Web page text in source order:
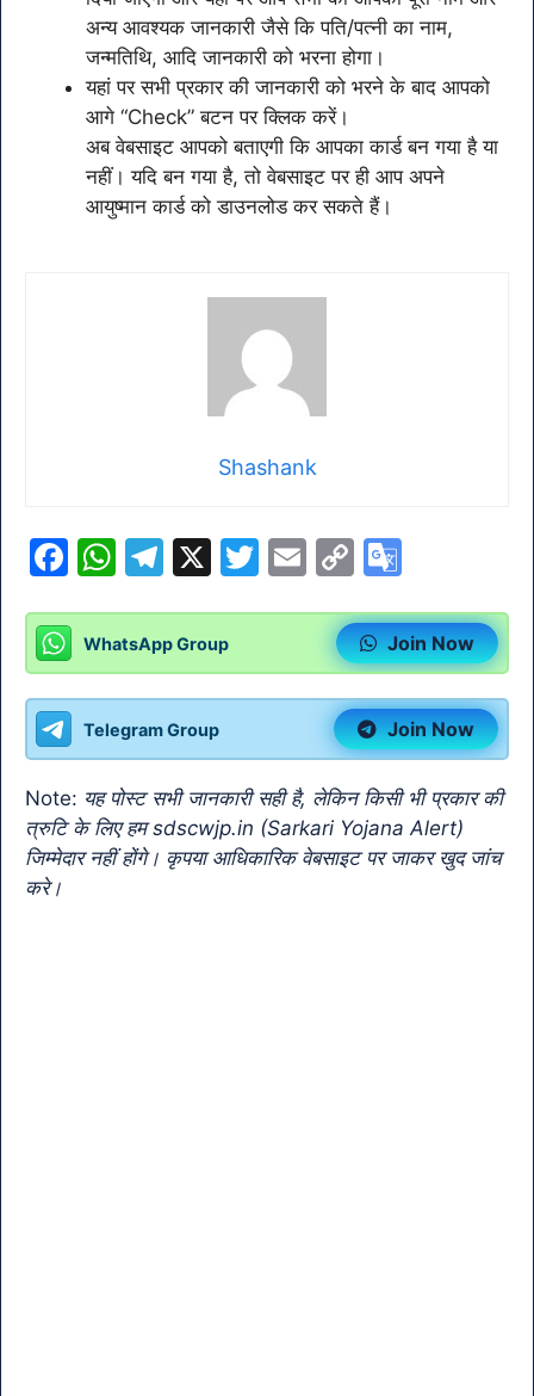
अन्य आवश्यक जानकारी जैसे कि पति/पत्नी का नाम,
जन्मतिथि, आदि जानकारी को भरना होगा।
यहां पर सभी प्रकार की जानकारी को भरने के बाद आपको
आगे “Check” बटन पर क्लिक करें।
अब वेबसाइट आपको बताएगी कि आपका कार्ड बन गया है या
नहीं। यदि बन गया है, तो वेबसाइट पर ही आप अपने
आयुष्मान कार्ड को डाउनलोड कर सकते हैं।
Shashank
F
c
e
b
o
o
k
W
at
s
A
p
p
T
e
gr
a
m
X
T
er
E
ai
l
C
p
y
Li
n
k
o
gl
e
Tr
a
n
sl
WhatsApp Group Join Now
Telegram Group Join Now
Note: यह पोस्ट सभी जानकारी सही है, लेकिन किसी भी प्रकार की
त्रुटि के लिए हम sdscwjp.in (Sarkari Yojana Alert)
जिम्मेदार नहीं होंगे। कृपया आधिकारिक वेबसाइट पर जाकर खुद जांच
करे।